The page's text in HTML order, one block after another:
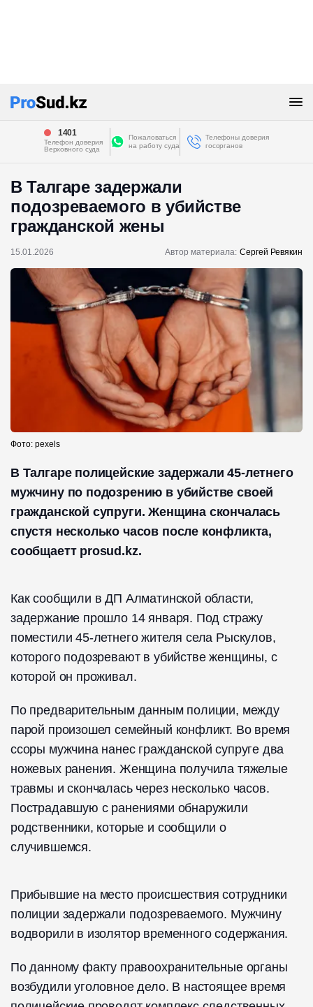
1401
Телефон доверия
Верховного суда
Пожаловаться
на работу суда
Телефоны доверия
госорганов
В Талгаре задержали
подозреваемого в убийстве
гражданской жены
15.01.2026 Автор материала: Сергей Ревякин
Фото: pexels
В Талгаре полицейские задержали 45-летнего
мужчину по подозрению в убийстве своей
гражданской супруги. Женщина скончалась
спустя несколько часов после конфликта,
сообщаетт prosud.kz.
Как сообщили в ДП Алматинской области,
задержание прошло 14 января. Под стражу
поместили 45-летнего жителя села Рыскулов,
которого подозревают в убийстве женщины, с
которой он проживал.
По предварительным данным полиции, между
парой произошел семейный конфликт. Во время
ссоры мужчина нанес гражданской супруге два
ножевых ранения. Женщина получила тяжелые
травмы и скончалась через несколько часов.
Пострадавшую с ранениями обнаружили
родственники, которые и сообщили о
случившемся.
Прибывшие на место происшествия сотрудники
полиции задержали подозреваемого. Мужчину
водворили в изолятор временного содержания.
По данному факту правоохранительные органы
возбудили уголовное дело. В настоящее время